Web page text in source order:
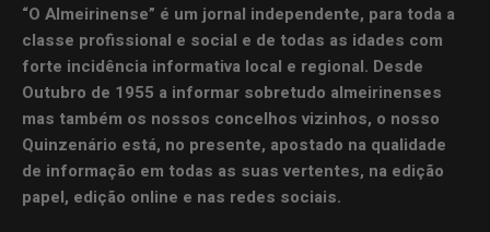
“O Almeirinense” é um jornal independente, para toda a
classe profissional e social e de todas as idades com
forte incidência informativa local e regional. Desde
Outubro de 1955 a informar sobretudo almeirinenses
mas também os nossos concelhos vizinhos, o nosso
Quinzenário está, no presente, apostado na qualidade
de informação em todas as suas vertentes, na edição
papel, edição online e nas redes sociais.